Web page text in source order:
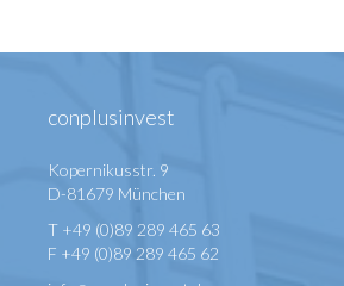
conplusinvest
Kopernikusstr. 9
D-81679 München
T +49 (0)89 289 465 63
F +49 (0)89 289 465 62